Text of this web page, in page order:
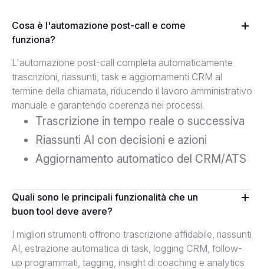
Cosa è l'automazione post-call e come
funziona?
L'automazione post-call completa automaticamente
trascrizioni, riassunti, task e aggiornamenti CRM al
termine della chiamata, riducendo il lavoro amministrativo
manuale e garantendo coerenza nei processi.
Trascrizione in tempo reale o successiva
Riassunti AI con decisioni e azioni
Aggiornamento automatico del CRM/ATS
Quali sono le principali funzionalità che un
buon tool deve avere?
I migliori strumenti offrono trascrizione affidabile, riassunti
AI, estrazione automatica di task, logging CRM, follow-
up programmati, tagging, insight di coaching e analytics